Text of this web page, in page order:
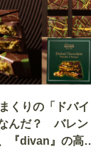
くりの「ドバイ
んだ？ バレン
『divan』の高